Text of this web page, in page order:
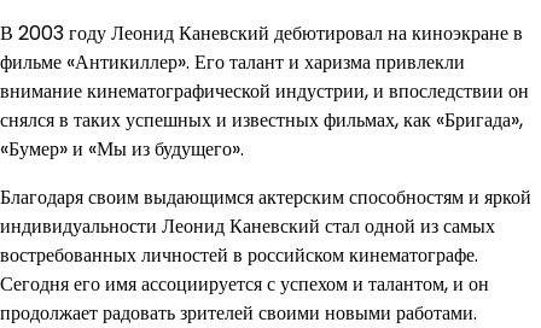
В 2003 году Леонид Каневский дебютировал на киноэкране в
фильме «Антикиллер». Его талант и харизма привлекли
внимание кинематографической индустрии, и впоследствии он
снялся в таких успешных и известных фильмах, как «Бригада»,
«Бумер» и «Мы из будущего».
Благодаря своим выдающимся актерским способностям и яркой
индивидуальности Леонид Каневский стал одной из самых
востребованных личностей в российском кинематографе.
Сегодня его имя ассоциируется с успехом и талантом, и он
продолжает радовать зрителей своими новыми работами.